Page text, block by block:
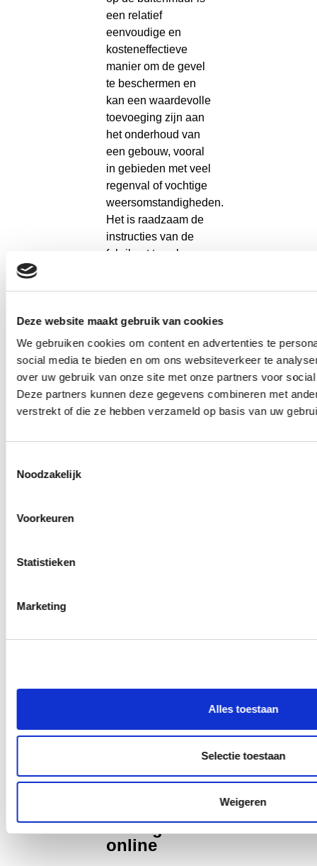
Deze website maakt gebruik van cookies
We gebruiken cookies om content en advertenties te
social media te bieden en om ons websiteverkeer te
over uw gebruik van onze site met onze partners voor
Deze partners kunnen deze gegevens combineren met
verstrekt of die ze hebben verzameld op basis van uw
Noodzakelijk
Voorkeuren
Statistieken
Marketing
Alles toestaan
Selectie toestaan
Weigeren
een relatief
eenvoudige en
kosteneffectieve
manier om de gevel
te beschermen en
kan een waardevolle
toevoeging zijn aan
het onderhoud van
een gebouw, vooral
in gebieden met veel
regenval of vochtige
weersomstandigheden.
Het is raadzaam de
instructies van de
fabrikant te volgen
werken voor
optimale
bescherming.
Gemiddelde
kosten per
oplossing
Uiteraard is het
Voegwerken impregneren
€10 – 15 per
€8 – 15 per
met Egaline
online